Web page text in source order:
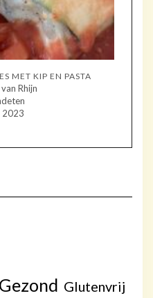
MET KIP EN PASTA
Rhijn
2023
Gezond Glutenvrij